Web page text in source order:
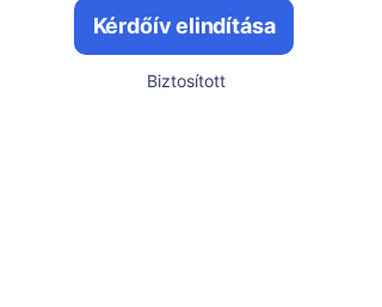
Kérdőív elindítása
Biztosított